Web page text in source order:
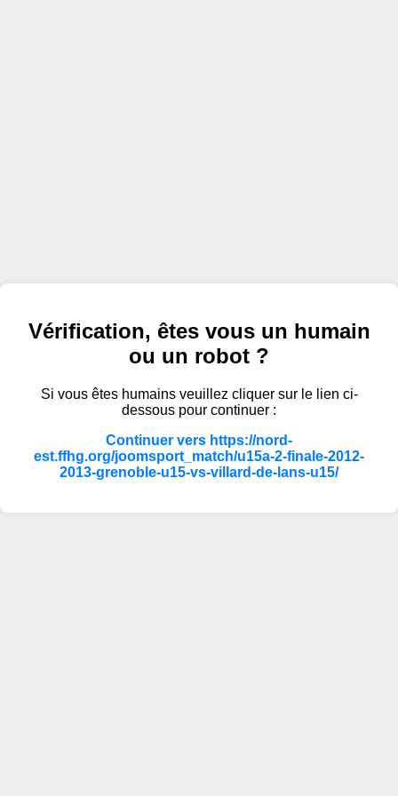
Vérification, êtes vous un humain
ou un robot ?
Si vous êtes humains veuillez cliquer sur le lien ci-
dessous pour continuer :
Continuer vers https://nord-
est.ffhg.org/joomsport_match/u15a-2-finale-2012-
2013-grenoble-u15-vs-villard-de-lans-u15/